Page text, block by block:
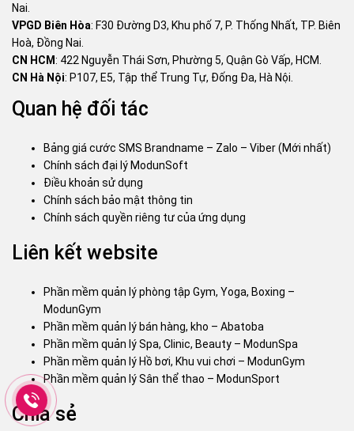
Nai.
VPGD Biên Hòa: F30 Đường D3, Khu phố 7, P. Thống Nhất, TP. Biên
Hoà, Đồng Nai.
CN HCM: 422 Nguyễn Thái Sơn, Phường 5, Quận Gò Vấp, HCM.
CN Hà Nội: P107, E5, Tập thể Trung Tự, Đống Đa, Hà Nội.
Quan hệ đối tác
Bảng giá cước SMS Brandname – Zalo – Viber (Mới nhất)
Chính sách đại lý ModunSoft
Điều khoản sử dụng
Chính sách bảo mật thông tin
Chính sách quyền riêng tư của ứng dụng
Liên kết website
Phần mềm quản lý phòng tập Gym, Yoga, Boxing –
ModunGym
Phần mềm quản lý bán hàng, kho – Abatoba
Phần mềm quản lý Spa, Clinic, Beauty – ModunSpa
Phần mềm quản lý Hồ bơi, Khu vui chơi – ModunGym
Phần mềm quản lý Sân thể thao – ModunSport
Chia sẻ